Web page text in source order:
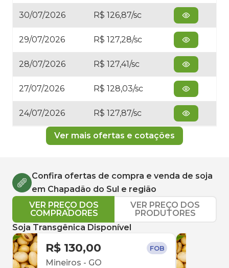
30/07/2026 R$ 126,87/sc
29/07/2026 R$ 127,28/sc
28/07/2026 R$ 127,41/sc
27/07/2026 R$ 128,03/sc
24/07/2026 R$ 127,87/sc
Ver mais ofertas e cotações
Confira ofertas de compra e venda de soja
em Chapadão do Sul e região
VER PREÇO DOS
COMPRADORES
VER PREÇO DOS
PRODUTORES
Soja Transgênica Disponível
R$ 130,00 FOB
Mineiros - GO